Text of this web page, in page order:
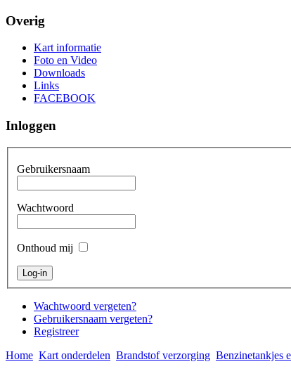
Overig
Kart informatie
Foto en Video
Downloads
Links
FACEBOOK
Inloggen
Gebruikersnaam
Wachtwoord
Onthoud mij
Wachtwoord vergeten?
Gebruikersnaam vergeten?
Registreer
Home Kart onderdelen Brandstof verzorging Benzinetankjes